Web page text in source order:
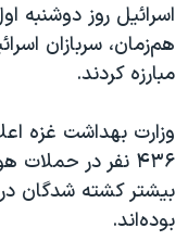
تریبونال مردمی آبان ۹۸
دادگاه حمید نوری
قانون شفافیت دارائی
اعتراضات مردمی آبان ۹۸
اسرائیل در جنگ
اسرائیل روز دوشنبه
هم‌زمان، سربازان
مبارزه کردند.
۴۳۶ نفر در
بیشتر کشته شدگان
بوده‌اند.